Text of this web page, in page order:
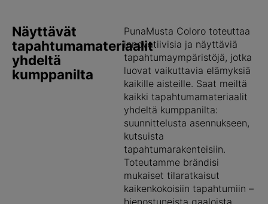
Näyttävät
tapahtumamateriaalit
yhdeltä
kumppanilta
PunaMusta Coloro toteuttaa
innovatiivisia ja näyttäviä
tapahtumaympäristöjä, jotka
luovat vaikuttavia elämyksiä
kaikille aisteille. Saat meiltä
kaikki tapahtumamateriaalit
yhdeltä kumppanilta:
suunnittelusta asennukseen,
kutsuista
tapahtumarakenteisiin.
Toteutamme brändisi
mukaiset tilaratkaisut
kaikenkokoisiin tapahtumiin –